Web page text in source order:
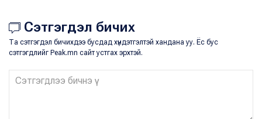
Сэтгэгдэл бичих
Та сэтгэгдэл бичихдээ бусдад хүндэтгэлтэй хандана уу. Ёс бус
сэтгэгдлийг Peak.mn сайт устгах эрхтэй.